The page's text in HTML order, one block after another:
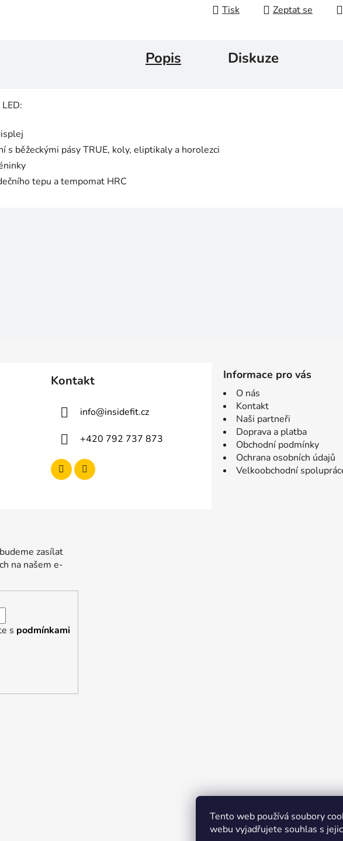
Tento web používá soubory
webu vyjadřujete souhlas s
Tisk Zeptat se
Popis Diskuze
s běžeckými pásy TRUE, koly, eliptikaly a horolezci
tepu a tempomat HRC
Kontakt
info@insidefit.cz
+420 792 737 873
Informace pro vás
O nás
Kontakt
Naši partneři
Doprava a platba
Obchodní podmínky
Ochrana osobních údajů
Velkoobchodní
zasílat
na našem e-
s podmínkami